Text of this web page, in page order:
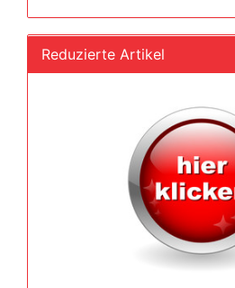
Reduzierte Artikel